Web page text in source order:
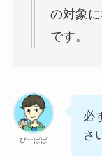
の対象
です。
ぴーぱぱ
必
さ